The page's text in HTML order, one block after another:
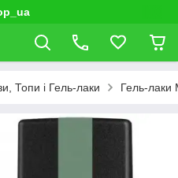
Топи і Гель-лаки Гель-лаки